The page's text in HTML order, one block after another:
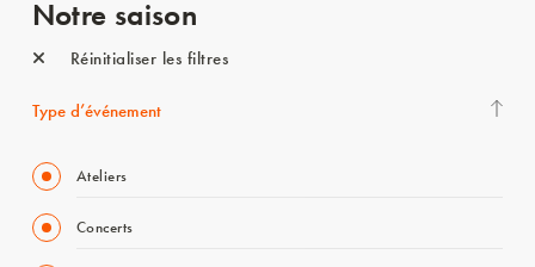
Notre saison
Réinitialiser les filtres
Type d’événement
Ateliers
Concerts